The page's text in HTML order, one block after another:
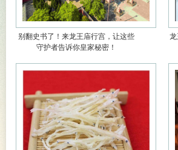
别翻史书了！来龙王庙行宫，让这些
守护者告诉你皇家秘密！
龙